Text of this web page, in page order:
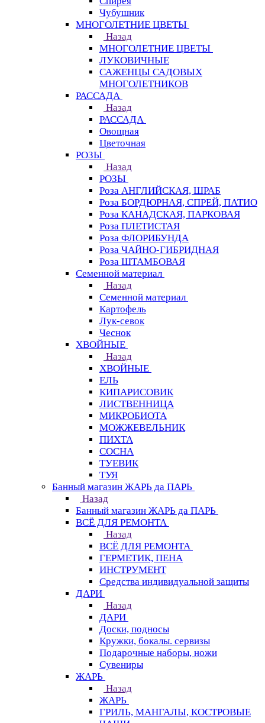
Чубушник
МНОГОЛЕТНИЕ ЦВЕТЫ
Назад
МНОГОЛЕТНИЕ ЦВЕТЫ
ЛУКОВИЧНЫЕ
САЖЕНЦЫ САДОВЫХ
МНОГОЛЕТНИКОВ
РАССАДА
Назад
РАССАДА
Овощная
Цветочная
РОЗЫ
Назад
РОЗЫ
Роза АНГЛИЙСКАЯ, ШРАБ
Роза БОРДЮРНАЯ, СПРЕЙ, ПАТИО
Роза КАНАДСКАЯ, ПАРКОВАЯ
Роза ПЛЕТИСТАЯ
Роза ФЛОРИБУНДА
Роза ЧАЙНО-ГИБРИДНАЯ
Роза ШТАМБОВАЯ
Семенной материал
Назад
Семенной материал
Картофель
Лук-севок
Чеснок
ХВОЙНЫЕ
Назад
ХВОЙНЫЕ
ЕЛЬ
КИПАРИСОВИК
ЛИСТВЕННИЦА
МИКРОБИОТА
МОЖЖЕВЕЛЬНИК
ПИХТА
СОСНА
ТУЕВИК
ТУЯ
Банный магазин ЖАРЬ да ПАРЬ
Назад
Банный магазин ЖАРЬ да ПАРЬ
ВСЁ ДЛЯ РЕМОНТА
Назад
ВСЁ ДЛЯ РЕМОНТА
ГЕРМЕТИК, ПЕНА
ИНСТРУМЕНТ
Средства индивидуальной защиты
ДАРИ
Назад
ДАРИ
Доски, подносы
Кружки, бокалы. сервизы
Подарочные наборы, ножи
Сувениры
ЖАРЬ
Назад
ЖАРЬ
ГРИЛЬ, МАНГАЛЫ, КОСТРОВЫЕ